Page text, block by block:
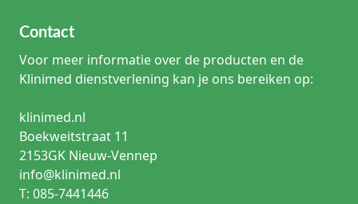
Contact
Voor meer informatie over de producten en de
Klinimed dienstverlening kan je ons bereiken op:
klinimed.nl
Boekweitstraat 11
2153GK Nieuw-Vennep
info@klinimed.nl
T: 085-7441446